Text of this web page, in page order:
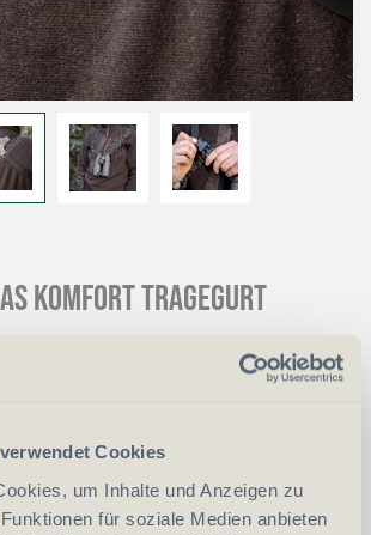
Cookies
um Inhalte und Anzeigen zu
für soziale Medien anbieten
Komfort Tragegurt
Anzahl Stück -